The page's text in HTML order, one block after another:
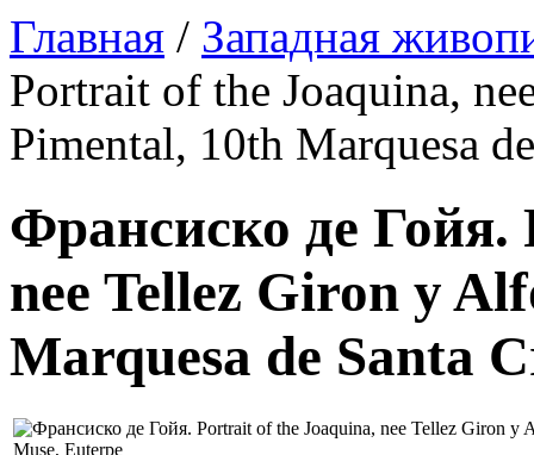
Главная / Западная
Portrait of the Joaquina,
Pimental, 10th Marquesa
Франсиско де Гойя.
nee Tellez Giron y
Marquesa de Santa